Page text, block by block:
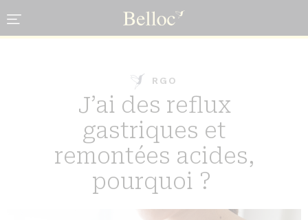
RGO
J’ai des reflux
gastriques et
remontées acides,
pourquoi ?